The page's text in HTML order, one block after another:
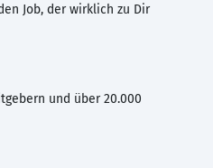
Job, der wirklich zu Dir
und über 20.000